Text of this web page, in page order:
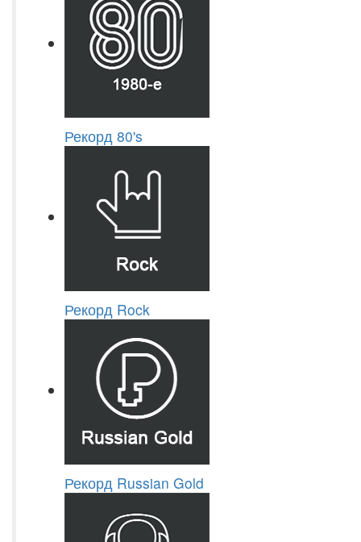
Рекорд 80's
Рекорд Rock
Рекорд Russian Gold